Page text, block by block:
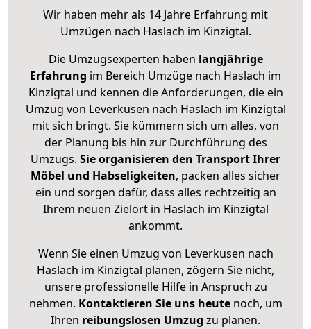
Wir haben mehr als 14 Jahre Erfahrung mit
Umzügen nach Haslach im Kinzigtal.
Die Umzugsexperten haben langjährige
Erfahrung im Bereich Umzüge nach Haslach im
Kinzigtal und kennen die Anforderungen, die ein
Umzug von Leverkusen nach Haslach im Kinzigtal
mit sich bringt. Sie kümmern sich um alles, von
der Planung bis hin zur Durchführung des
Umzugs. Sie organisieren den Transport Ihrer
Möbel und Habseligkeiten, packen alles sicher
ein und sorgen dafür, dass alles rechtzeitig an
Ihrem neuen Zielort in Haslach im Kinzigtal
ankommt.
Wenn Sie einen Umzug von Leverkusen nach
Haslach im Kinzigtal planen, zögern Sie nicht,
unsere professionelle Hilfe in Anspruch zu
nehmen. Kontaktieren Sie uns heutenoch, um
Ihren reibungslosen Umzug zu planen.